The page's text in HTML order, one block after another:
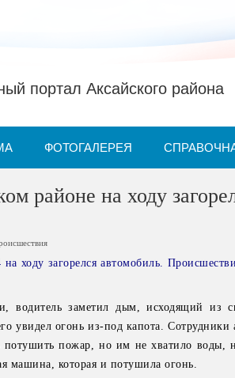
портал Аксайского района
ФОТОГАЛЕРЕЯ
районе на ходу
ходу загорелся автомобиль.
водитель заметил дым, исходящий из
увидел огонь из-под капота. Сотрудники
потушить пожар, но им не хватило воды,
машина, которая и потушила огонь.